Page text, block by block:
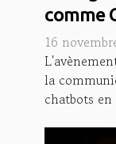
comme
la
16
la
chatbots en